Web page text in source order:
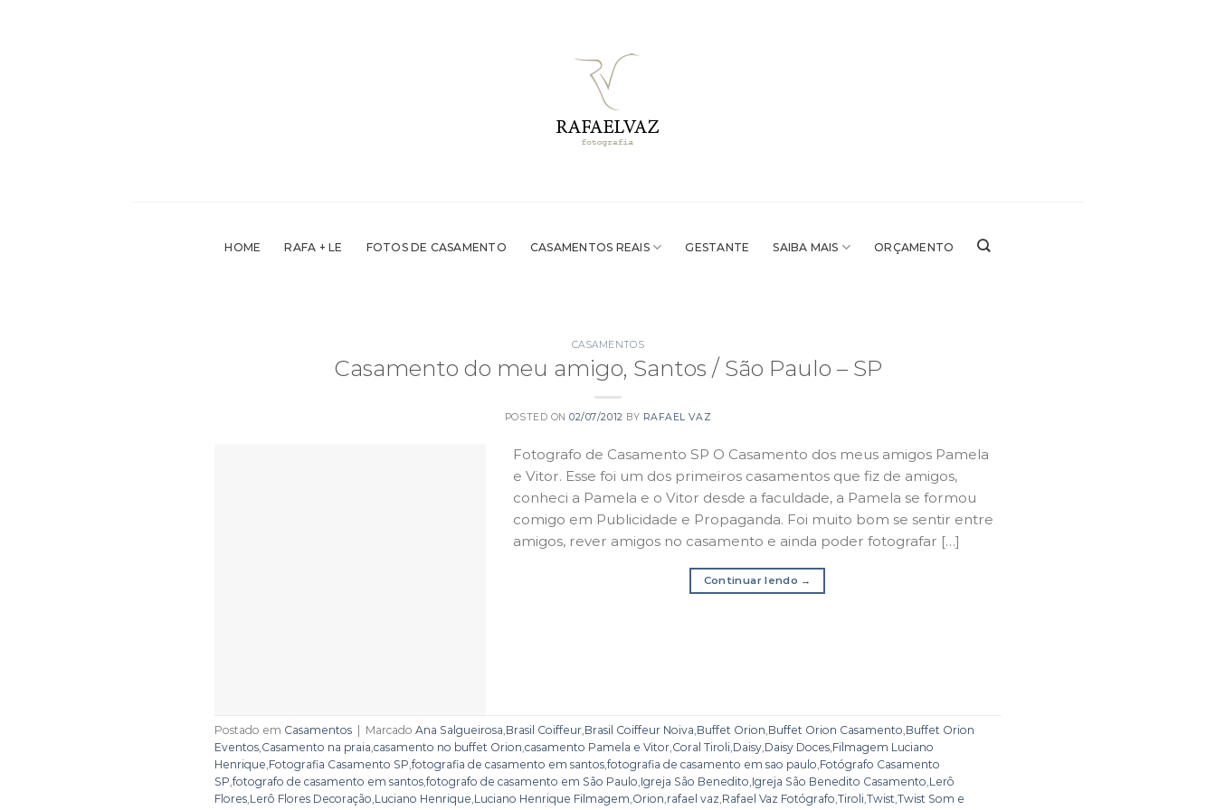
HOME RAFA + LE FOTOS DE CASAMENTO CASAMENTOS REAIS GESTANTE SAIBA MAIS ORÇAMENTO
CASAMENTOS
Casamento do meu amigo, Santos / São Paulo – SP
POSTED ON02/07/2012 BY RAFAEL VAZ
Fotografo de Casamento SP O Casamento dos meus amigos Pamela
e Vitor. Esse foi um dos primeiros casamentos que fiz de amigos,
conheci a Pamela e o Vitor desde a faculdade, a Pamela se formou
comigo em Publicidade e Propaganda. Foi muito bom se sentir entre
amigos, rever amigos no casamento e ainda poder fotografar […]
Continuar lendo →
Postado em Casamentos Marcado Ana Salgueirosa,Brasil Coiffeur,Brasil Coiffeur Noiva,Buffet Orion,Buffet Orion Casamento,Buffet Orion
Eventos,Casamento na praia,casamento no buffet Orion,casamento Pamela e Vitor,Coral Tiroli,Daisy,Daisy Doces,Filmagem Luciano
Henrique,Fotografia Casamento SP,fotografia de casamento em santos,fotografia de casamento em sao paulo,Fotógrafo Casamento
SP,fotografo de casamento em santos,fotografo de casamento em São Paulo,Igreja São Benedito,Igreja São Benedito Casamento,Lerô
Flores,Lerô Flores Decoração,Luciano Henrique,Luciano Henrique Filmagem,Orion,rafael vaz,Rafael Vaz Fotógrafo,Tiroli,Twist,Twist Som e